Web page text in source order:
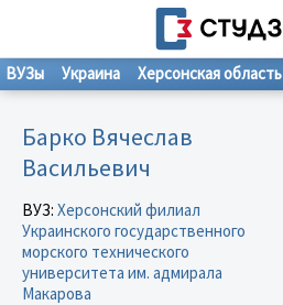
ВУЗы Украина Херсонская область
Барко Вячеслав
Васильевич
ВУЗ: Херсонский филиал
Украинского государственного
морского технического
университета им. адмирала
Макарова